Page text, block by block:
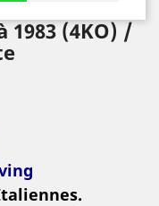
1983 (4KO) /